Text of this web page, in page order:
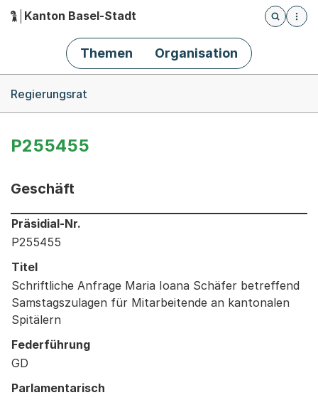
Hauptnavigation
Kanton Basel-Stadt
Öffnet
Themen Organisation
Regierungsrat
P255455
Geschäft
Informationen zum Ausgewählten Geschäft
Präsidial-Nr.
P255455
Titel
Schriftliche Anfrage Maria Ioana Schäfer betreffend
Samstagszulagen für Mitarbeitende an kantonalen
Spitälern
Federführung
GD
Parlamentarisch